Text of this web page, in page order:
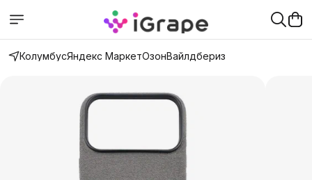
КолумбусЯндекс МаркетОзонВайлдбериз